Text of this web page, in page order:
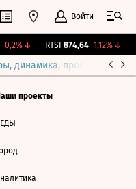
Войти
-0,2%↓ RTSI 874,64 -1,12%↓
динамика, прогнозы
проекты